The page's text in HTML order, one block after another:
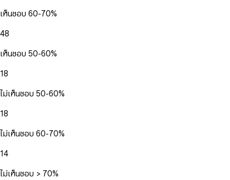
เห็นชอบ 60-70%
48
เห็นชอบ 50-60%
18
ไม่เห็นชอบ 50-60%
18
ไม่เห็นชอบ 60-70%
14
ไม่เห็นชอบ > 70%